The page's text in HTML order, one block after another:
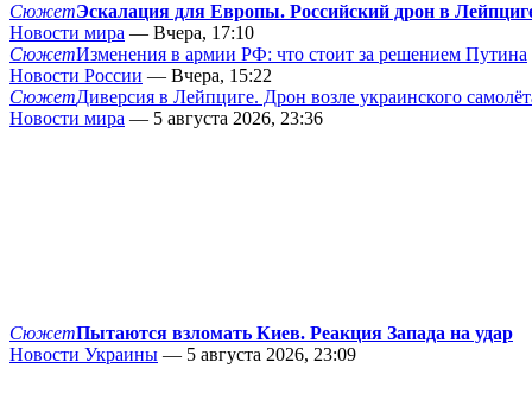
СюжетЭскалация для Европы. Российский дрон в
Новости мира — Вчера, 17:10
СюжетИзменения в армии РФ: что стоит за решением Путина
Новости России — Вчера, 15:22
СюжетДиверсия в Лейпциге. Дрон возле украинского
Новости мира — 5 августа 2026, 23:36
СюжетПытаются взломать Киев. Реакция Запада на удар
Новости Украины — 5 августа 2026, 23:09